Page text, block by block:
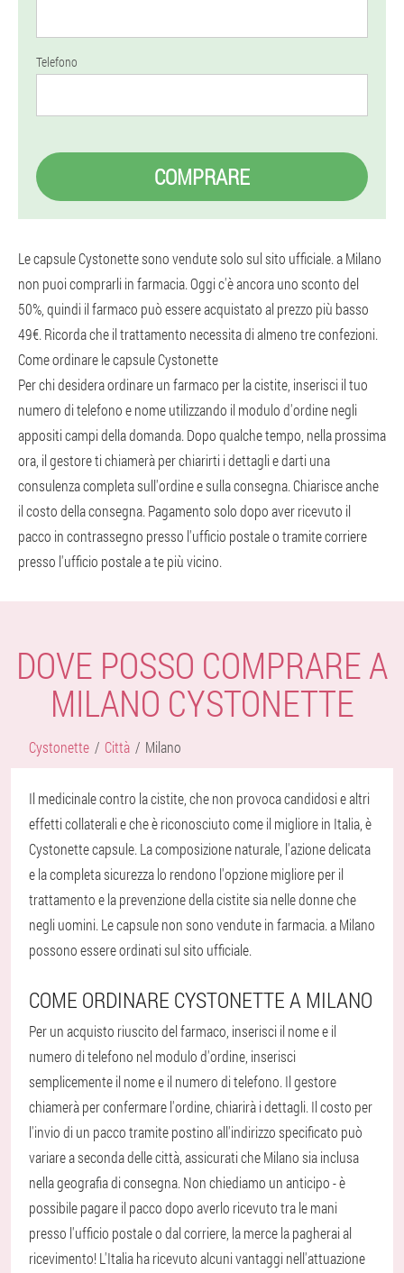
Telefono
COMPRARE
Le capsule Cystonette sono vendute solo sul sito ufficiale. a Milano
non puoi comprarli in farmacia. Oggi c'è ancora uno sconto del
50%, quindi il farmaco può essere acquistato al prezzo più basso
49€. Ricorda che il trattamento necessita di almeno tre confezioni.
Come ordinare le capsule Cystonette
Per chi desidera ordinare un farmaco per la cistite, inserisci il tuo
numero di telefono e nome utilizzando il modulo d'ordine negli
appositi campi della domanda. Dopo qualche tempo, nella prossima
ora, il gestore ti chiamerà per chiarirti i dettagli e darti una
consulenza completa sull'ordine e sulla consegna. Chiarisce anche
il costo della consegna. Pagamento solo dopo aver ricevuto il
pacco in contrassegno presso l'ufficio postale o tramite corriere
presso l'ufficio postale a te più vicino.
DOVE POSSO COMPRARE A
MILANO CYSTONETTE
Cystonette Città Milano
Il medicinale contro la cistite, che non provoca candidosi e altri
effetti collaterali e che è riconosciuto come il migliore in Italia, è
Cystonette capsule. La composizione naturale, l'azione delicata
e la completa sicurezza lo rendono l'opzione migliore per il
trattamento e la prevenzione della cistite sia nelle donne che
negli uomini. Le capsule non sono vendute in farmacia. a Milano
possono essere ordinati sul sito ufficiale.
COME ORDINARE CYSTONETTE A MILANO
Per un acquisto riuscito del farmaco, inserisci il nome e il
numero di telefono nel modulo d'ordine, inserisci
semplicemente il nome e il numero di telefono. Il gestore
chiamerà per confermare l'ordine, chiarirà i dettagli. Il costo per
l'invio di un pacco tramite postino all'indirizzo specificato può
variare a seconda delle città, assicurati che Milano sia inclusa
nella geografia di consegna. Non chiediamo un anticipo - è
possibile pagare il pacco dopo averlo ricevuto tra le mani
presso l'ufficio postale o dal corriere, la merce la pagherai al
ricevimento! L'Italia ha ricevuto alcuni vantaggi nell'attuazione